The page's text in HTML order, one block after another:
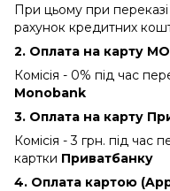
При цьому при переказі
рахунок кредитних
2. Оплата на карту
Комісія - 0% під час
Monobank
3. Оплата на карту
Комісія - 3 грн. під час
картки Приватбанку
4. Оплата картою